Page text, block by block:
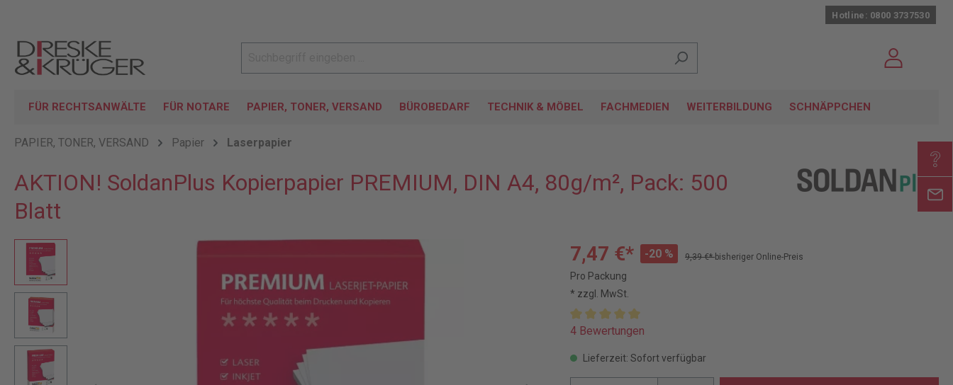
Hotline: 0800 3737530
FÜR RECHTSANWÄLTE FÜR NOTARE PAPIER, TONER, VERSAND BÜROBEDARF TECHNIK & MÖBEL FACHMEDIEN WEITERBILDUNG SCHNÄPPCHEN
PAPIER, TONER, VERSAND Papier Laserpapier
AKTION! SoldanPlus Kopierpapier PREMIUM, DIN A4, 80g/m², Pack: 500
Blatt
7,47 €* -20 % 9,39 €*bisheriger Online-Preis
Pro Packung
* zzgl. MwSt.
4 Bewertungen
Lieferzeit: Sofort verfügbar